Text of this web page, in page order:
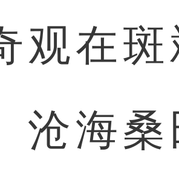
观在
沧海